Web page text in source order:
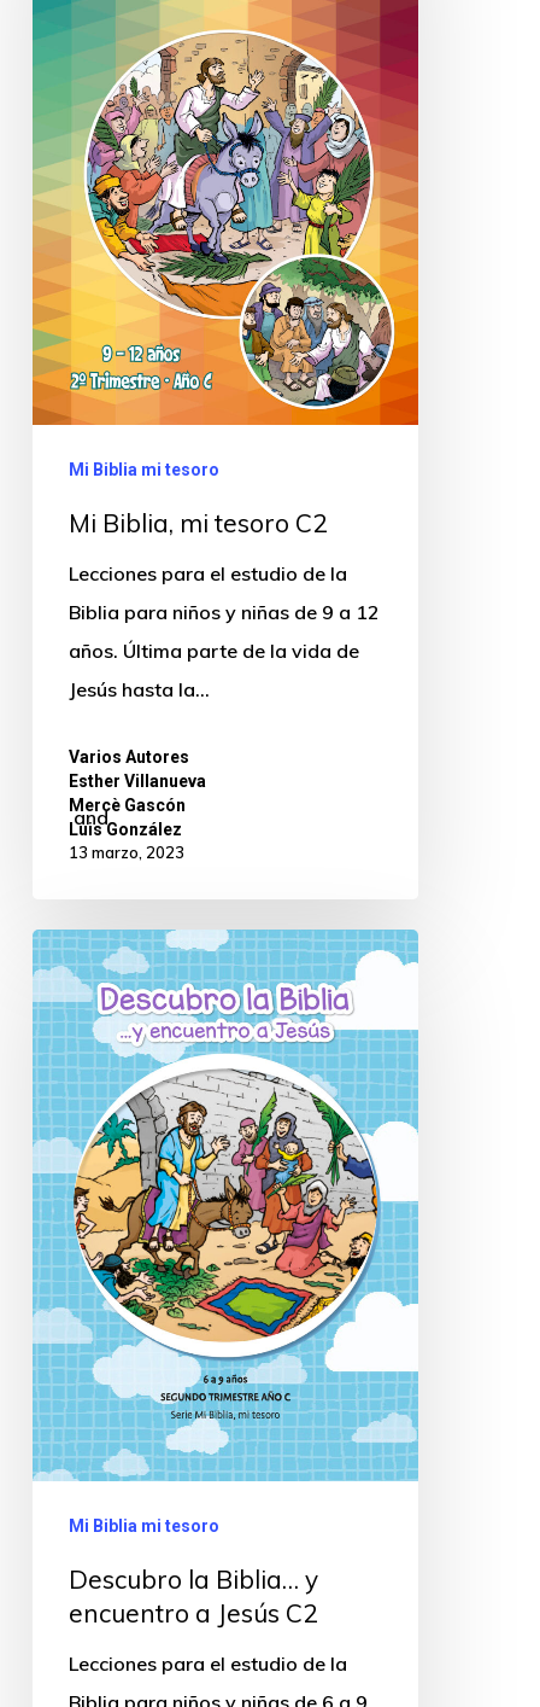
Mi Biblia mi tesoro
Mi Biblia, mi tesoro C2
Lecciones para el estudio de la
Biblia para niños y niñas de 9 a 12
años. Última parte de la vida de
Jesús hasta la…
Varios Autores
,Esther Villanueva
,Mercè Gascón
and
Luis González
13 marzo, 2023
Mi Biblia mi tesoro
Descubro la Biblia… y
encuentro a Jesús C2
Lecciones para el estudio de la